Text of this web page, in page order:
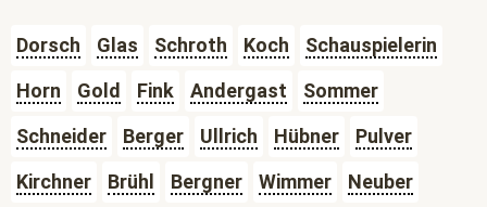
Dorsch Glas Schroth Koch
Schauspielerin
Horn
Gold Fink Andergast
Sommer
Schneider
Berger Ullrich Hübner
Pulver
Kirchner
Brühl Bergner Wimmer Neuber